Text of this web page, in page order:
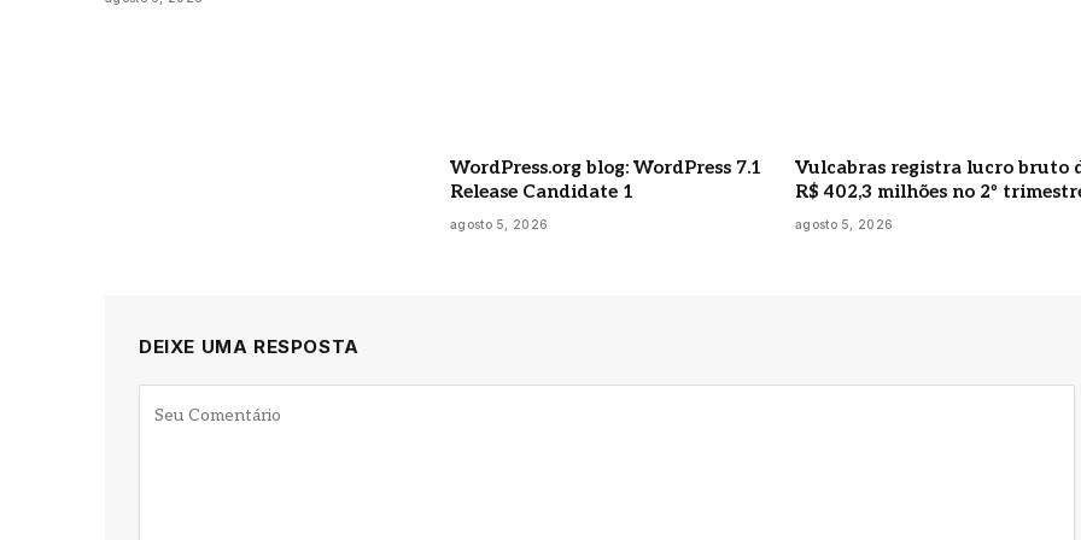
WordPress.org blog: WordPress 7.1
Release Candidate 1
agosto 5, 2026
Vulcabras registra lucro bruto
R$ 402,3 milhões no 2º
agosto 5, 2026
DEIXE UMA RESPOSTA